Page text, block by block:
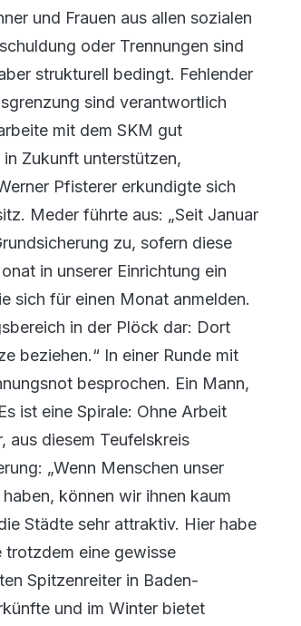
und Frauen aus allen sozialen
oder Trennungen sind
strukturell bedingt. Fehlender
sind verantwortlich
mit dem SKM gut
Zukunft unterstützen,
Pfisterer erkundigte sich
Meder führte aus: „Seit Januar
zu, sofern diese
in unserer Einrichtung ein
sich für einen Monat anmelden.
in der Plöck dar: Dort
beziehen.“ In einer Runde mit
besprochen. Ein Mann,
ist eine Spirale: Ohne Arbeit
aus diesem Teufelskreis
„Wenn Menschen unser
können wir ihnen kaum
Städte sehr attraktiv. Hier habe
trotzdem eine gewisse
Spitzenreiter in Baden-
und im Winter bietet